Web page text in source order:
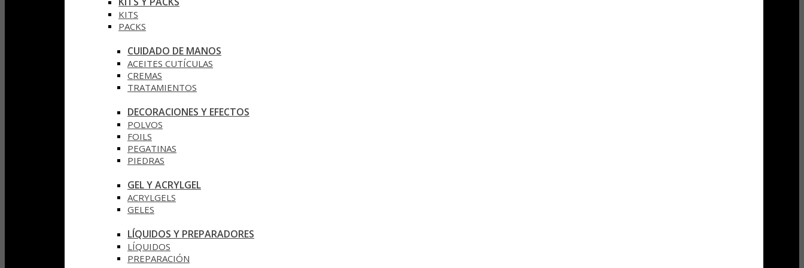
KITS
PACKS
CUIDADO DE MANOS
ACEITES CUTÍCULAS
CREMAS
TRATAMIENTOS
DECORACIONES Y EFECTOS
POLVOS
FOILS
PEGATINAS
PIEDRAS
GEL Y ACRYLGEL
ACRYLGELS
GELES
LÍQUIDOS Y PREPARADORES
LÍQUIDOS
PREPARACIÓN